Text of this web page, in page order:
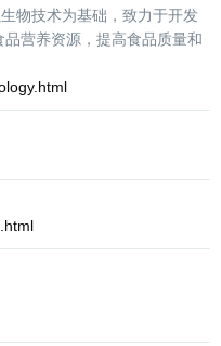
物技术为基础，致力于开发
营养资源，提高食品质量和